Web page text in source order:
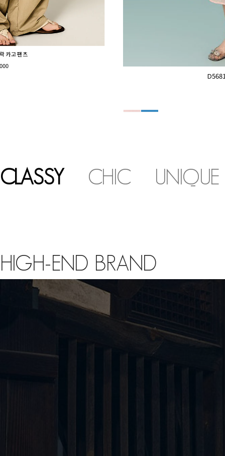
카고 팬츠
CLASSY CHIC UNIQUE
HIGH-END BRAND